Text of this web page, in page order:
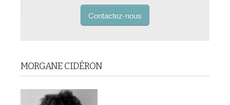
Contactez-nous
MORGANE CIDÉRON